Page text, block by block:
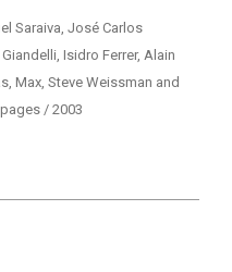
Saraiva, José Carlos
Isidro Ferrer, Alain
Max, Steve Weissman and
/ 2003